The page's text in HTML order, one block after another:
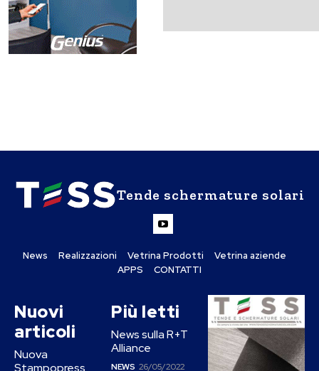
Tende schermature solari
News Realizzazioni Vetrina Prodotti
Vetrina aziende
APPS
CONTATTI
Nuovi
articoli
Nuova
Stampopress
Più letti
News sulla R+T
Alliance
NEWS 26/05/2022